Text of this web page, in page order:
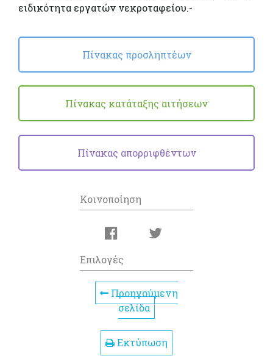
ειδικότητα εργατών νεκροταφείου.-
Πίνακας προσληπτέων
Πίνακας κατάταξης αιτήσεων
Πίνακας απορριφθέντων
Κοινοποίηση
Επιλογές
Προηγούμενη
σελίδα
Εκτύπωση